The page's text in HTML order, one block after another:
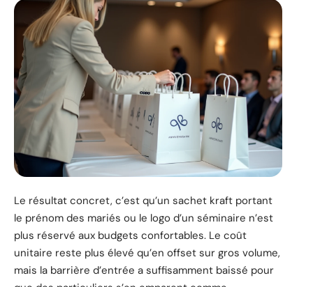
Le résultat concret, c’est qu’un sachet kraft portant
le prénom des mariés ou le logo d’un séminaire n’est
plus réservé aux budgets confortables. Le coût
unitaire reste plus élevé qu’en offset sur gros volume,
mais la barrière d’entrée a suffisamment baissé pour